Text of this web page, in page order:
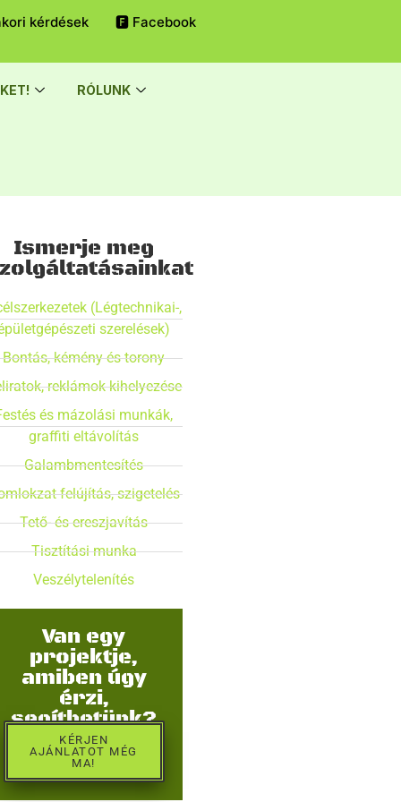
kérdések 🅵 Facebook
RÓLUNK
Ismerje meg
(Légtechnikai-,
szerelések)
Bontás, kémény és torony
reklámok kihelyezése
és mázolási munkák,
graffiti eltávolítás​
Galambmentesítés
felújítás, szigetelés​
Tető- és ereszjavítás​
Tisztítási munka​
Veszélytelenítés
Van egy
projektje,
amiben úgy
érzi,
segíthetünk?
KÉRJEN
AJÁNLATOT MÉG
MA!